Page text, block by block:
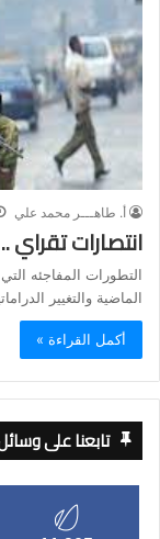
أ. طاهـــر محمد علي
انتصارات تقراي
التطورات المفاجئه
الماضية والتغيير
أكمل القراءة »
تابعنا على